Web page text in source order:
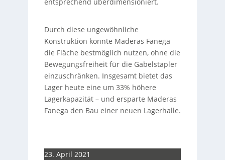
entsprechend überdimensioniert.
Durch diese ungewöhnliche
Konstruktion konnte Maderas Fanega
die Fläche bestmöglich nutzen, ohne die
Bewegungsfreiheit für die Gabelstapler
einzuschränken. Insgesamt bietet das
Lager heute eine um 33% höhere
Lagerkapazität – und ersparte Maderas
Fanega den Bau einer neuen Lagerhalle.
23. April 2021